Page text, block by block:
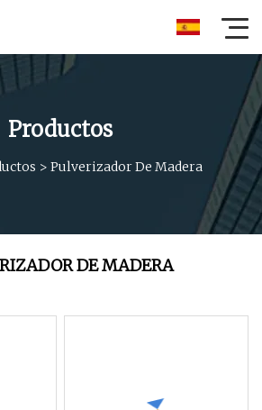
Productos
> Pulverizador De Madera
DE MADERA